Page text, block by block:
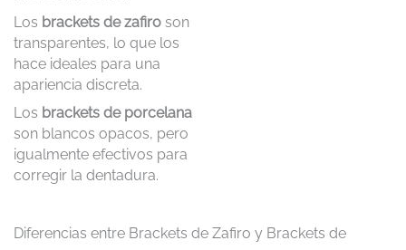
Los brackets de zafiro son
transparentes, lo que los
hace ideales para una
apariencia discreta.
Los brackets de porcelana
son blancos opacos, pero
igualmente efectivos para
corregir la dentadura.
Diferencias entre Brackets de Zafiro y Brackets de